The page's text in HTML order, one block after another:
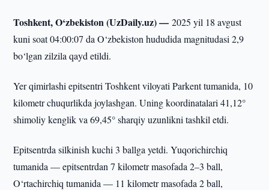
Toshkent, O‘zbekiston (UzDaily.uz) —2025 yil 18 avgust
kuni soat 04:00:07 da O‘zbekiston hududida magnitudasi 2,9
bo‘lgan zilzila qayd etildi.
Yer qimirlashi epitsentri Toshkent viloyati Parkent tumanida, 10
kilometr chuqurlikda joylashgan. Uning koordinatalari 41,12°
shimoliy kenglik va 69,45° sharqiy uzunlikni tashkil etdi.
Epitsentrda silkinish kuchi 3 ballga yetdi. Yuqorichirchiq
tumanida — epitsentrdan 7 kilometr masofada 2–3 ball,
O‘rtachirchiq tumanida — 11 kilometr masofada 2 ball,